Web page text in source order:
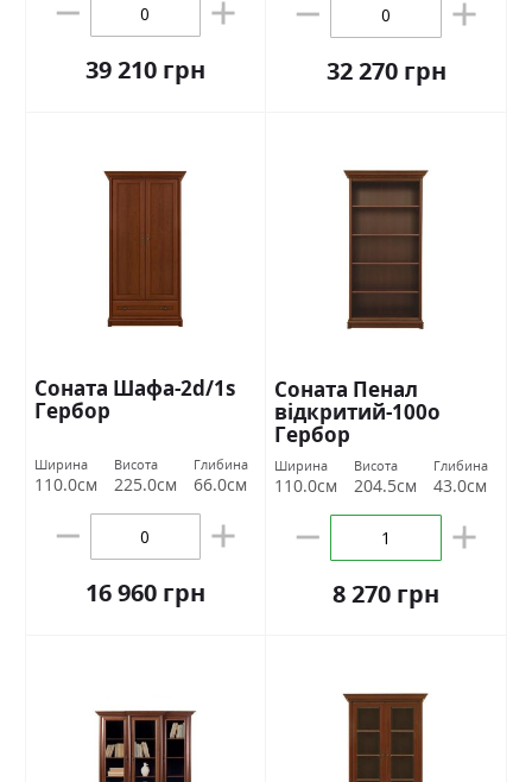
39 210 грн 32 270 грн
Соната Шафа-2d/1s
Гербор
Ширина
110.0см
Висота
225.0см
Глибина
66.0см
16 960 грн
Соната Пенал
відкритий-100о
Гербор
Ширина
110.0см
Висота
204.5см
Глибина
43.0см
8 270 грн